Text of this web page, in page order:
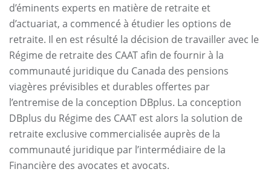
d’éminents experts en matière de retraite et
d’actuariat, a commencé à étudier les options de
retraite. Il en est résulté la décision de travailler avec le
Régime de retraite des CAAT afin de fournir à la
communauté juridique du Canada des pensions
viagères prévisibles et durables offertes par
l’entremise de la conception DBplus. La conception
DBplus du Régime des CAAT est alors la solution de
retraite exclusive commercialisée auprès de la
communauté juridique par l’intermédiaire de la
Financière des avocates et avocats.